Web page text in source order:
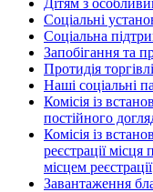
Дітям з
Соціальні
Соціальна
Запобігання та
Протидія
Наші соціальні
Комісія із
постійного
Комісія із
реєстрації
місцем реєстрації
Завантаження